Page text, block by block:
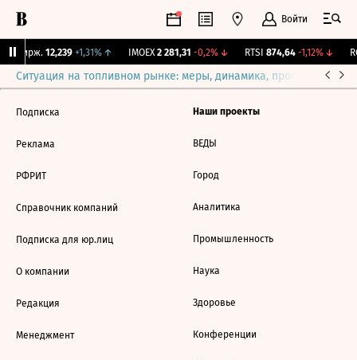
Войти
Бирж. 12,239 +1,31%↑ IMOEX 2 281,31 -0,2%↓ RTSI 874,64 -1,12%↓
Ситуация на топливном рынке: меры, динамика, прогнозы
Подписка
Реклама
РФРИТ
Справочник компаний
Подписка для юр.лиц
О компании
Редакция
Менеджмент
Наши проекты
ВЕДЫ
Город
Аналитика
Промышленность
Наука
Здоровье
Конференции